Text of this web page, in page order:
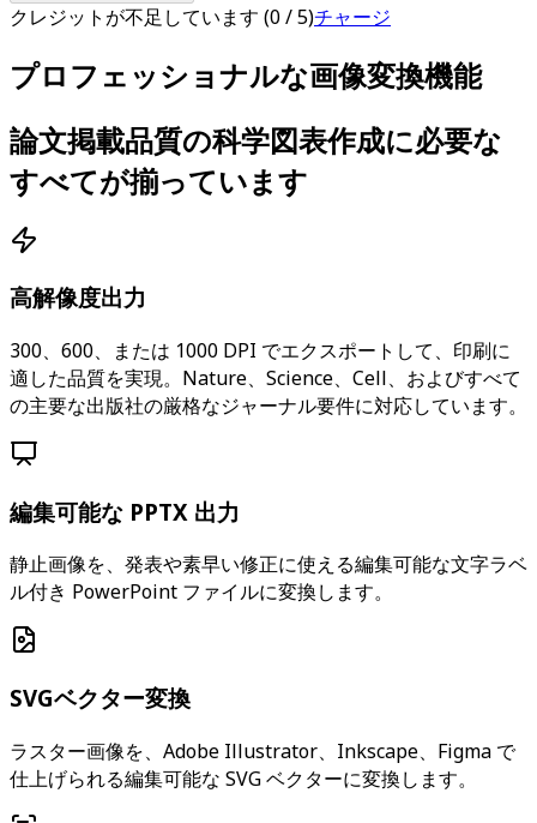
クレジットが不足しています (0/5)チャージ
プロフェッショナルな画像変換機能
論文掲載品質の科学図表作成に必要な
すべてが揃っています
高解像度出力
300、600、または 1000 DPI でエクスポートして、印刷に
適した品質を実現。Nature、Science、Cell、およびすべて
の主要な出版社の厳格なジャーナル要件に対応しています。
編集可能な PPTX 出力
静止画像を、発表や素早い修正に使える編集可能な文字ラベ
ル付き PowerPoint ファイルに変換します。
SVGベクター変換
ラスター画像を、Adobe Illustrator、Inkscape、Figma で
仕上げられる編集可能な SVG ベクターに変換します。